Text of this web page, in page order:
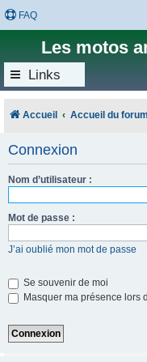
FAQ
Les motos
Links
Accueil Accueil du forum
Connexion
Nom d’utilisateur :
Mot de passe :
J’ai oublié mon mot de passe
Se souvenir de moi
Masquer ma présence lors